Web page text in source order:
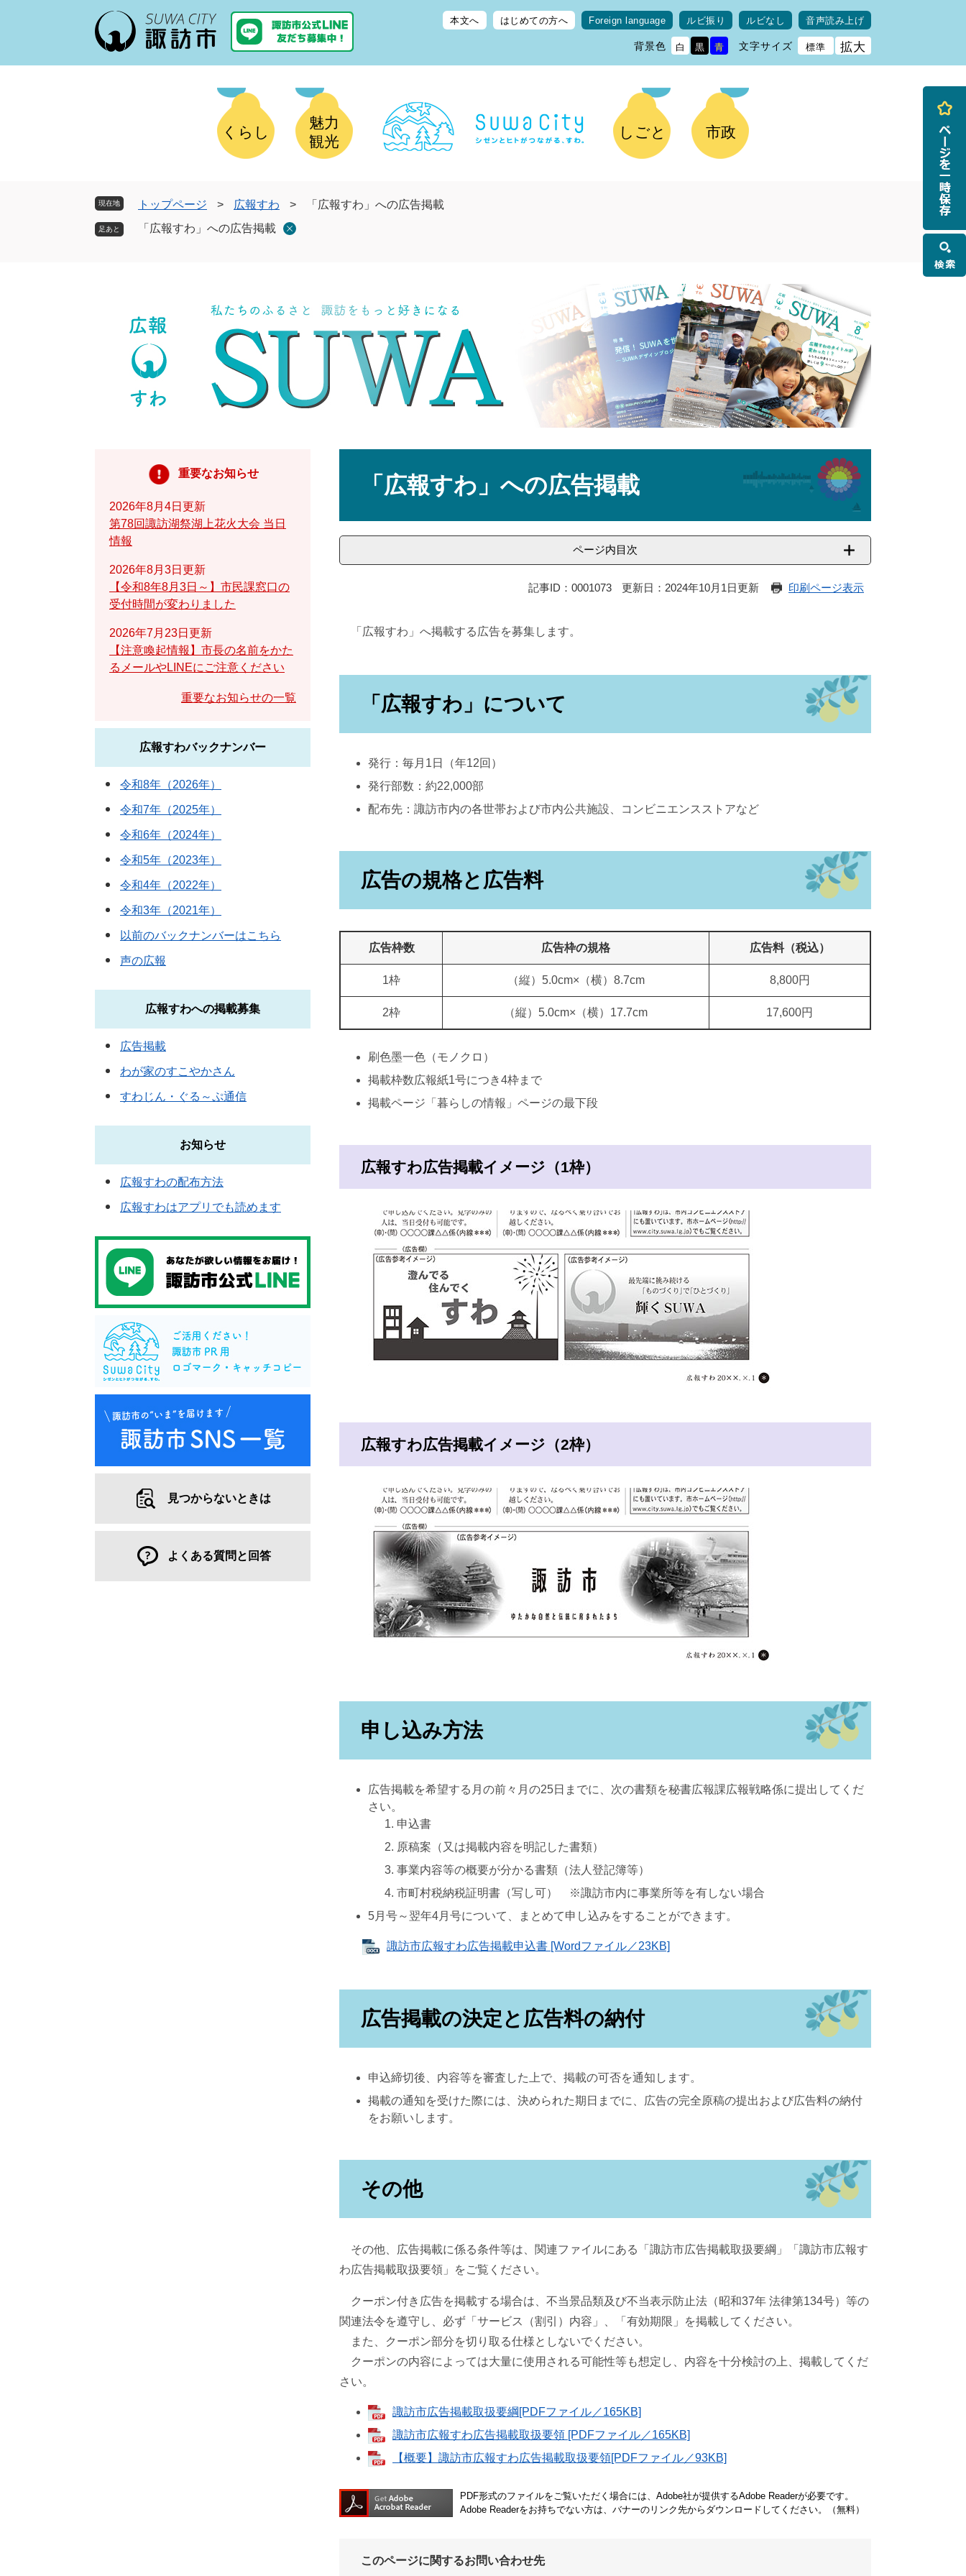
本文へ はじめての方へ Foreign language ルビ振り ルビなし 音声読み上げ
背景色 白 黒 青 文字サイズ 標準 拡大
くらし
魅力
観光
しごと 市政
現在地 トップページ > 広報すわ >
「広報すわ」への広告掲載
「広報すわ」への広告掲載
「広報すわ」への広告掲載
ページ内目次
記事ID：0001073 更新日：2024年10月1日更新 印刷ページ表示
「広報すわ」へ掲載する広告を募集します。
「広報すわ」について
発行：毎月1日（年12回）
発行部数：約22,000部
配布先：諏訪市内の各世帯および市内公共施設、コンビニエンスストアなど
広告の規格と広告料
広告枠数 広告枠の規格 広告料（税込）
1枠 （縦）5.0cm×（横）8.7cm 8,800円
2枠 （縦）5.0cm×（横）17.7cm 17,600円
刷色墨一色（モノクロ）
掲載枠数広報紙1号につき4枠まで
掲載ページ「暮らしの情報」ページの最下段
広報すわ広告掲載イメージ（1枠）
広報すわ広告掲載イメージ（2枠）
申し込み方法
広告掲載を希望する月の前々月の25日までに、次の書類を秘書広報課広報戦略係に提出してくだ
さい。
申込書
原稿案（又は掲載内容を明記した書類）
事業内容等の概要が分かる書類（法人登記簿等）
市町村税納税証明書（写し可） ※諏訪市内に事業所等を有しない場合
5月号～翌年4月号について、まとめて申し込みをすることができます。
諏訪市広報すわ広告掲載申込書 [Wordファイル／23KB]
広告掲載の決定と広告料の納付
申込締切後、内容等を審査した上で、掲載の可否を通知します。
掲載の通知を受けた際には、決められた期日までに、広告の完全原稿の提出および広告料の納付
をお願いします。
その他
その他、広告掲載に係る条件等は、関連ファイルにある「諏訪市広告掲載取扱要綱」「諏訪市広報す
わ広告掲載取扱要領」をご覧ください。
クーポン付き広告を掲載する場合は、不当景品類及び不当表示防止法（昭和37年 法律第134号）等の
関連法令を遵守し、必ず「サービス（割引）内容」、「有効期限」を掲載してください。
また、クーポン部分を切り取る仕様としないでください。
クーポンの内容によっては大量に使用される可能性等も想定し、内容を十分検討の上、掲載してくだ
さい。
諏訪市広告掲載取扱要綱[PDFファイル／165KB]
諏訪市広報すわ広告掲載取扱要領 [PDFファイル／165KB]
【概要】諏訪市広報すわ広告掲載取扱要領[PDFファイル／93KB]
PDF形式のファイルをご覧いただく場合には、Adobe社が提供するAdobe Readerが必要です。
Adobe Readerをお持ちでない方は、バナーのリンク先からダウンロードしてください。（無料）
このページに関するお問い合わせ先
重要なお知らせ
2026年8月4日更新
第78回諏訪湖祭湖上花火大会 当日
情報
2026年8月3日更新
【令和8年8月3日～】市民課窓口の
受付時間が変わりました
2026年7月23日更新
【注意喚起情報】市長の名前をかた
るメールやLINEにご注意ください
重要なお知らせの一覧
広報すわバックナンバー
令和8年（2026年）
令和7年（2025年）
令和6年（2024年）
令和5年（2023年）
令和4年（2022年）
令和3年（2021年）
以前のバックナンバーはこちら
声の広報
広報すわへの掲載募集
広告掲載
わが家のすこやかさん
すわじん・ぐる～ぷ通信
お知らせ
広報すわの配布方法
広報すわはアプリでも読めます
見つからないときは
よくある質問と回答